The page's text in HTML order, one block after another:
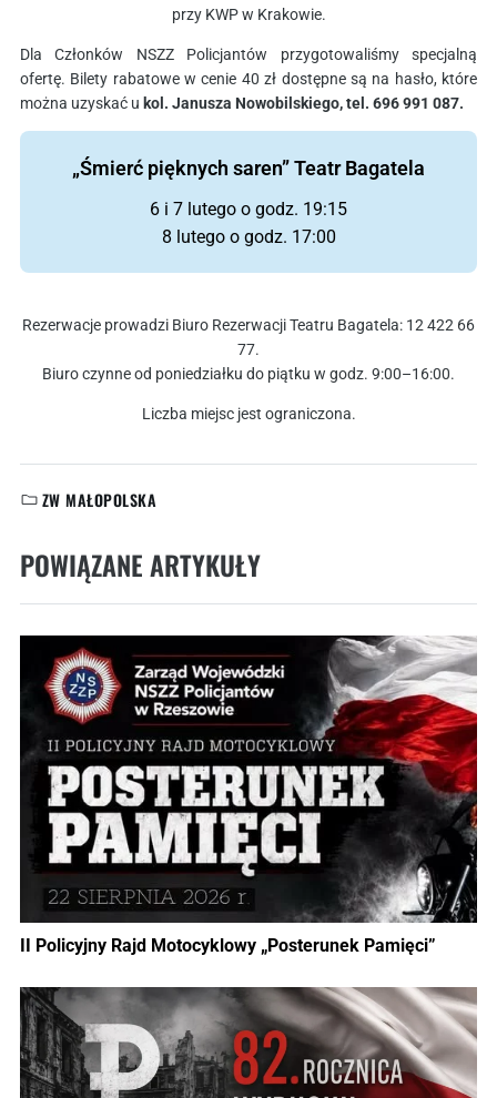
przy KWP w Krakowie.
Dla Członków NSZZ Policjantów przygotowaliśmy specjalną
ofertę. Bilety rabatowe w cenie 40 zł dostępne są na hasło, które
można uzyskać u kol. Janusza Nowobilskiego, tel. 696 991 087.
„Śmierć pięknych saren” Teatr Bagatela
6 i 7 lutego o godz. 19:15
8 lutego o godz. 17:00
Rezerwacje prowadzi Biuro Rezerwacji Teatru Bagatela: 12 422 66
77.
Biuro czynne od poniedziałku do piątku w godz. 9:00–16:00.
Liczba miejsc jest ograniczona.
KATEGORIE:
ZW MAŁOPOLSKA
POWIĄZANE ARTYKUŁY
II Policyjny Rajd Motocyklowy „Posterunek Pamięci”